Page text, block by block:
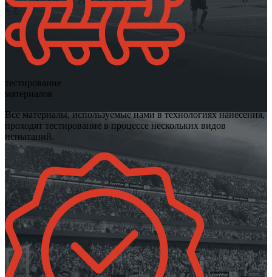
тестирование
материалов
Все материалы, используемые нами в технологиях нанесения,
проходят тестирование в процессе нескольких видов
испытаний.